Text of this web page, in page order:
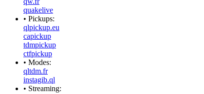
quakelive
• Pickups:
qlpickup.eu
capickup
tdmpickup
ctfpickup
• Modes:
qltdm.fr
instagib.ql
• Streaming: